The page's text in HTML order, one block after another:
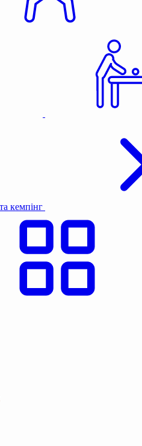
кемпінг